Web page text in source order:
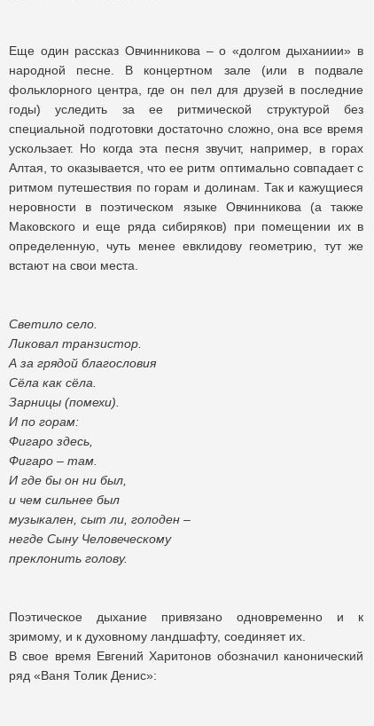
Еще один рассказ Овчинникова – о «долгом дыханиии» в
народной песне. В концертном зале (или в подвале
фольклорного центра, где он пел для друзей в последние
годы) уследить за ее ритмической структурой без
специальной подготовки достаточно сложно, она все время
ускользает. Но когда эта песня звучит, например, в горах
Алтая, то оказывается, что ее ритм оптимально совпадает с
ритмом путешествия по горам и долинам. Так и кажущиеся
неровности в поэтическом языке Овчинникова (а также
Маковского и еще ряда сибиряков) при помещении их в
определенную, чуть менее евклидову геометрию, тут же
встают на свои места.
Светило село.
Ликовал транзистор.
А за грядой благословия
Сёла как сёла.
Зарницы (помехи).
И по горам:
Фигаро здесь,
Фигаро – там.
И где бы он ни был,
и чем сильнее был
музыкален, сыт ли, голоден –
негде Сыну Человеческому
преклонить голову.
Поэтическое дыхание привязано одновременно и к
зримому, и к духовному ландшафту, соединяет их.
В свое время Евгений Харитонов обозначил канонический
ряд «Ваня Толик Денис»: